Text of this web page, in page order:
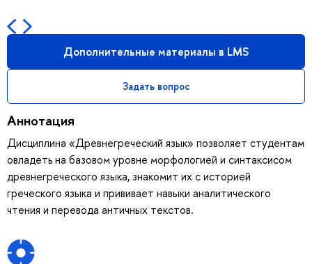
Дополнительные материалы в LMS
Задать вопрос
Аннотация
Дисциплина «Древнегреческий язык» позволяет студентам
овладеть на базовом уровне морфологией и синтаксисом
древнегреческого языка, знакомит их с историей
греческого языка и прививает навыки аналитического
чтения и перевода античных текстов.